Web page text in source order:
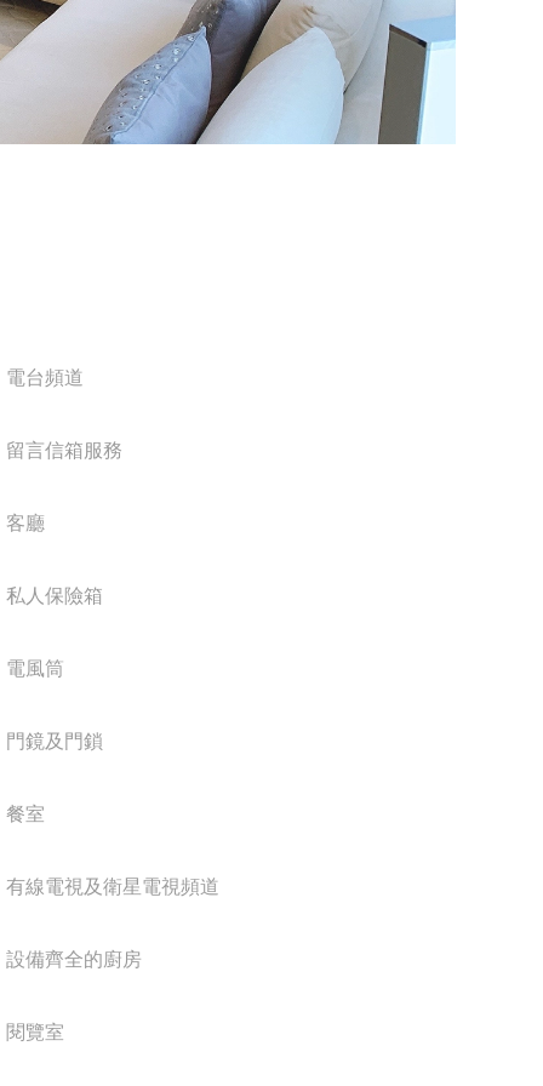
電台頻道
留言信箱服務
客廳
私人保險箱
電風筒
門鏡及門鎖
餐室
有線電視及衛星電視頻道
設備齊全的廚房
閱覽室